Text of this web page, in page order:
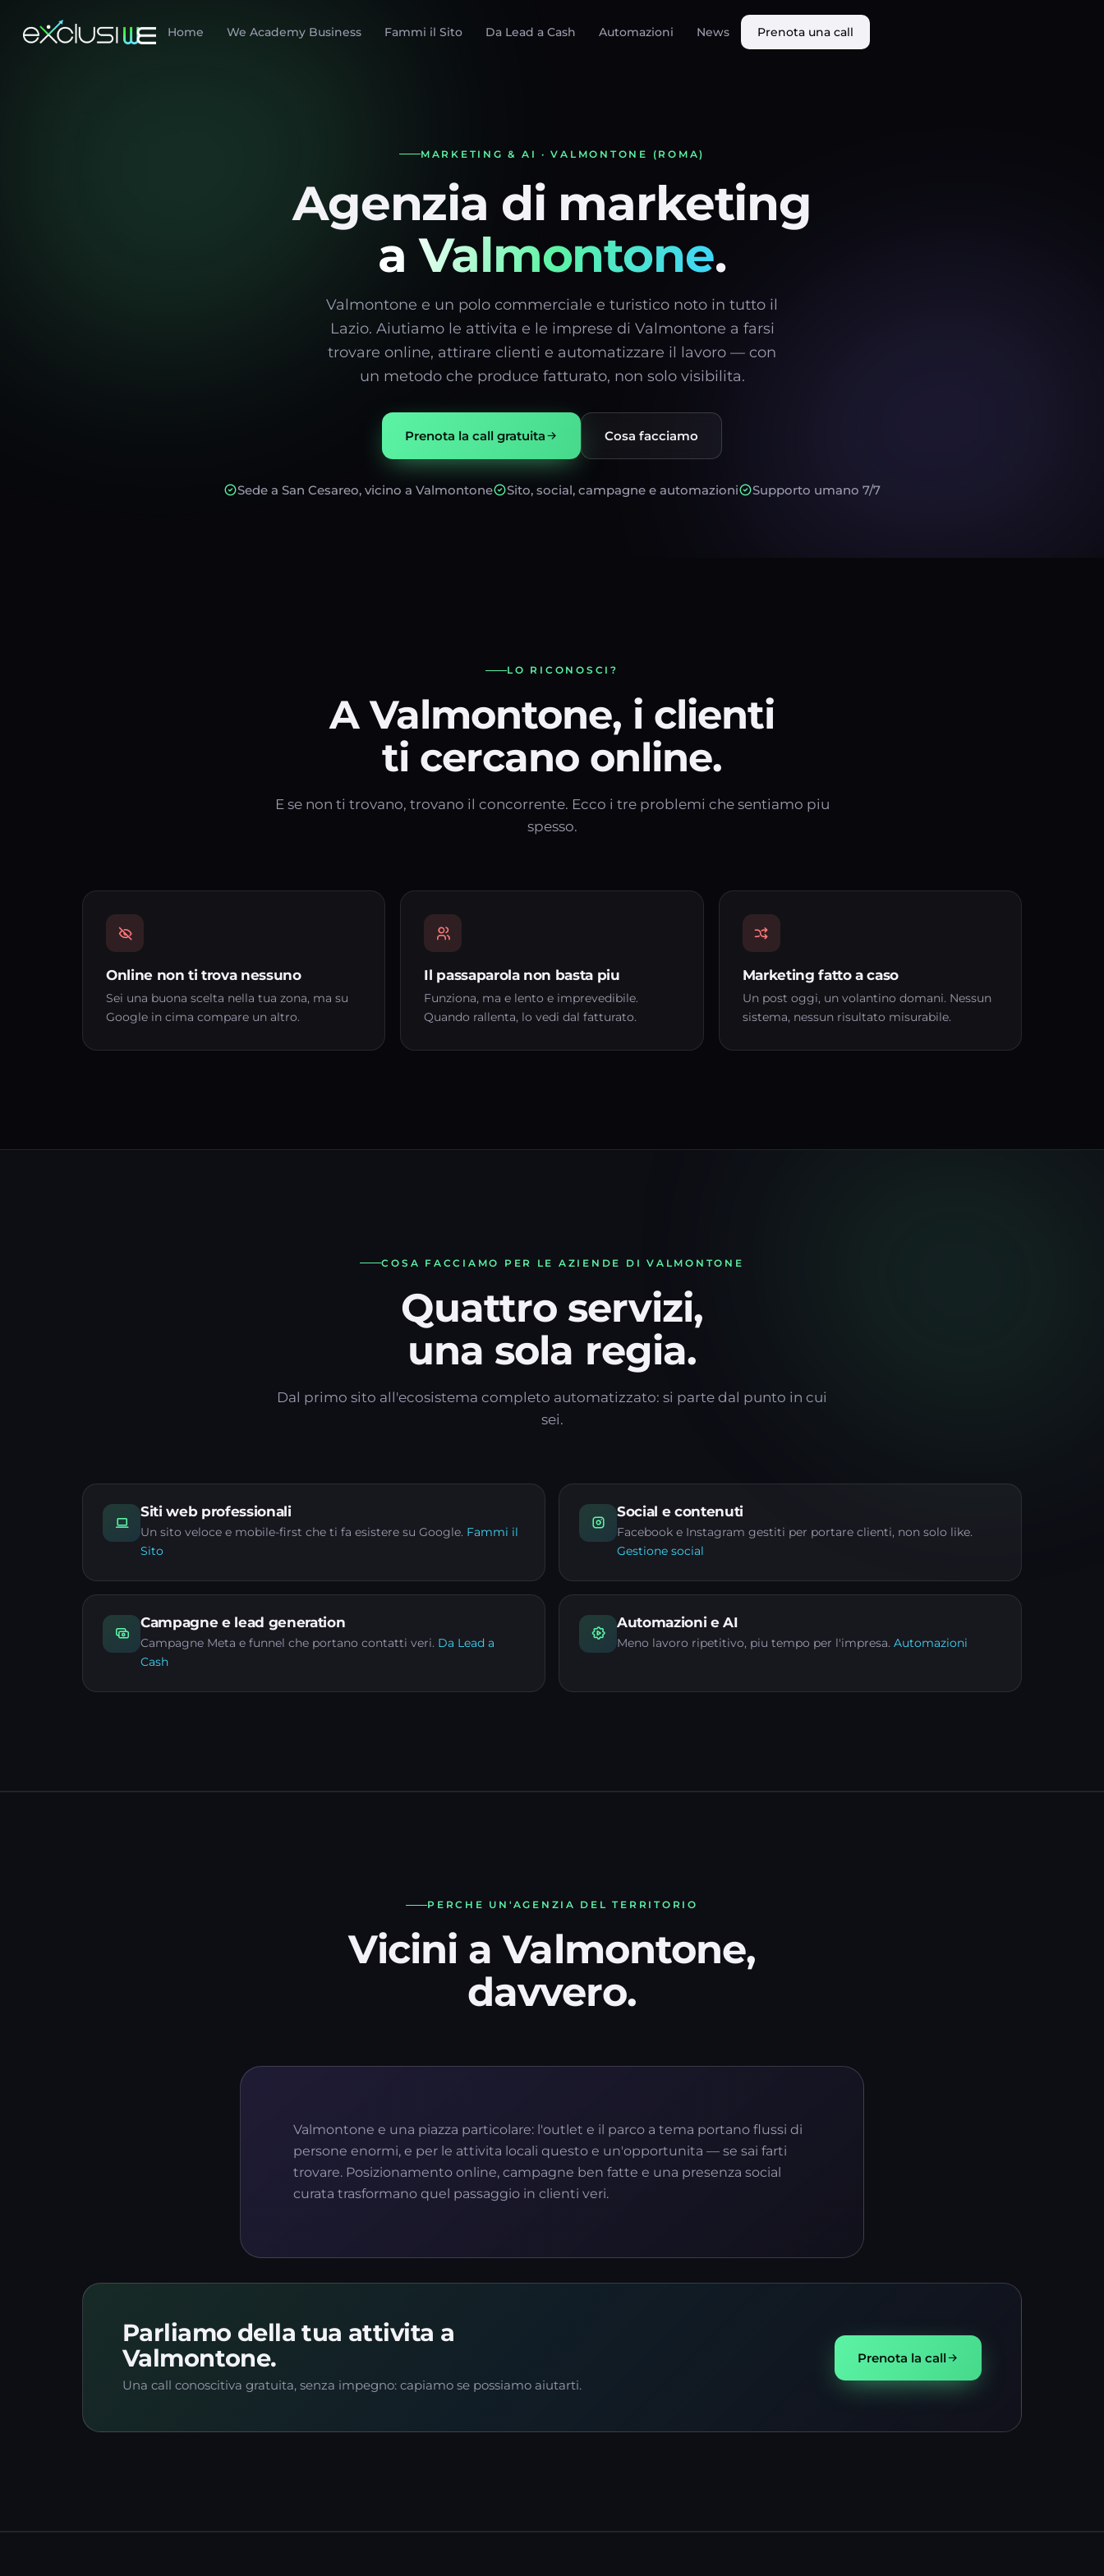
Home We Academy Business Fammi il Sito Da Lead a Cash Automazioni News Prenota una call
MARKETING & AI · VALMONTONE (ROMA)
Agenzia di marketing
a Valmontone.
Valmontone e un polo commerciale e turistico noto in tutto il
Lazio. Aiutiamo le attivita e le imprese di Valmontone a farsi
trovare online, attirare clienti e automatizzare il lavoro — con
un metodo che produce fatturato, non solo visibilita.
Prenota la call gratuita Cosa facciamo
Sede a San Cesareo, vicino a Valmontone Sito, social, campagne e automazioni Supporto umano 7/7
LO RICONOSCI?
A Valmontone, i clienti
ti cercano online.
E se non ti trovano, trovano il concorrente. Ecco i tre problemi che sentiamo piu
spesso.
Online non ti trova nessuno
Sei una buona scelta nella tua zona, ma su
Google in cima compare un altro.
Il passaparola non basta piu
Funziona, ma e lento e imprevedibile.
Quando rallenta, lo vedi dal fatturato.
Marketing fatto a caso
Un post oggi, un volantino domani. Nessun
sistema, nessun risultato misurabile.
COSA FACCIAMO PER LE AZIENDE DI VALMONTONE
Quattro servizi,
una sola regia.
Dal primo sito all'ecosistema completo automatizzato: si parte dal punto in cui
sei.
Siti web professionali
Un sito veloce e mobile-first che ti fa esistere su Google. Fammi il
Sito
Social e contenuti
Facebook e Instagram gestiti per portare clienti, non solo like.
Gestione social
Campagne e lead generation
Campagne Meta e funnel che portano contatti veri. Da Lead a
Cash
Automazioni e AI
Meno lavoro ripetitivo, piu tempo per l'impresa. Automazioni
PERCHE UN'AGENZIA DEL TERRITORIO
Vicini a Valmontone,
davvero.
Valmontone e una piazza particolare: l'outlet e il parco a tema portano flussi di
persone enormi, e per le attivita locali questo e un'opportunita — se sai farti
trovare. Posizionamento online, campagne ben fatte e una presenza social
curata trasformano quel passaggio in clienti veri.
Parliamo della tua attivita a
Valmontone.
Una call conoscitiva gratuita, senza impegno: capiamo se possiamo aiutarti.
Prenota la call